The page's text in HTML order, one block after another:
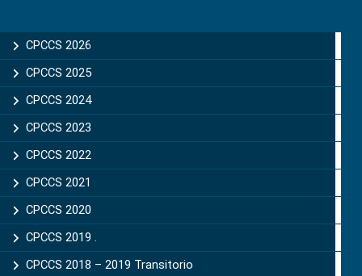
Sidebar
CPCCS 2026
CPCCS 2025
CPCCS 2024
CPCCS 2023
CPCCS 2022
CPCCS 2021
CPCCS 2020
CPCCS 2019 .
CPCCS 2018 – 2019 Transitorio